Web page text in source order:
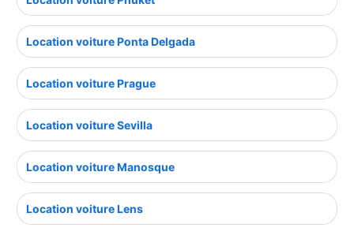
Location voiture Ponta Delgada
Location voiture Prague
Location voiture Sevilla
Location voiture Manosque
Location voiture Lens